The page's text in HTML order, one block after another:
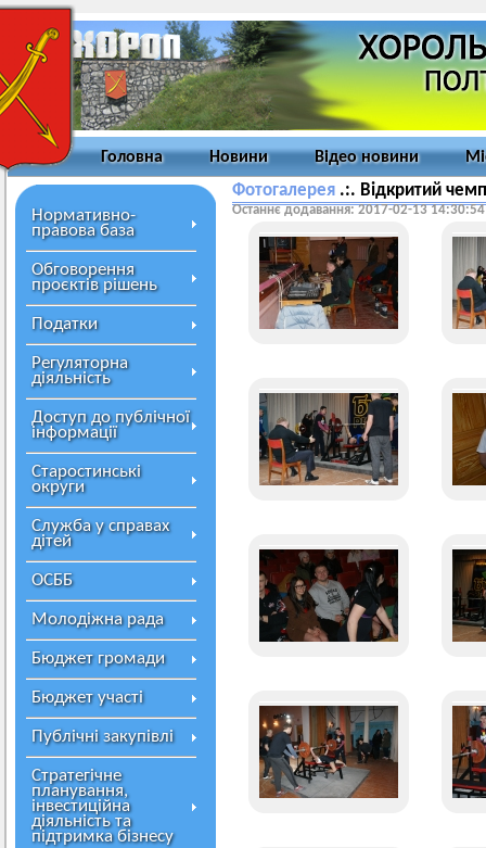
Головна Новини Відео новини
Нормативно-
правова база
Обговорення
проєктів рішень
Податки
Регуляторна
діяльність
Доступ до публічної
інформації
Старостинські
округи
Служба у справах
дітей
ОСББ
Молодіжна рада
Бюджет громади
Бюджет участі
Публічні закупівлі
Стратегічне
планування,
інвестиційна
діяльність та
підтримка бізнесу
Фотогалерея .:. Відкритий
Останнє додавання: 2017-02-13 14:30:54